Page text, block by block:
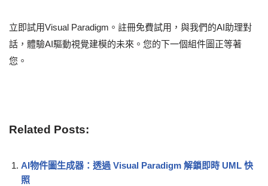
立即試用Visual Paradigm。註冊免費試用，與我們的AI助理對
話，體驗AI驅動視覺建模的未來。您的下一個組件圖正等著
您。
Related Posts:
AI物件圖生成器：透過 Visual Paradigm 解鎖即時 UML 快
照